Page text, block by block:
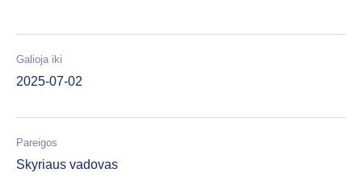
Galioja iki
2025-07-02
Pareigos
Skyriaus vadovas